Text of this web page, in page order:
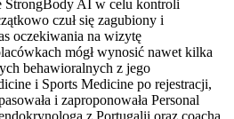
StrongBody AI w celu kontroli
czuł się zagubiony i
oczekiwania na wizytę
mógł wynosić nawet kilka
behawioralnych z jego
i Sports Medicine po rejestracji,
i zaproponowała Personal
z Portugalii oraz coacha